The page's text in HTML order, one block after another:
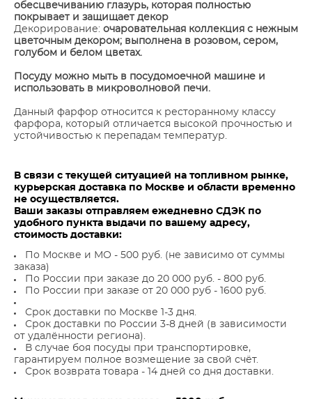
обесцвечиванию глазурь, которая полностью
покрывает и защищает декор
Декорирование: очаровательная коллекция с нежным
цветочным декором; выполнена в розовом, сером,
голубом и белом цветах.
Посуду можно мыть в посудомоечной машине и
использовать в микроволновой печи.
Данный фарфор относится к ресторанному классу
фарфора, который отличается высокой прочностью и
устойчивостью к перепадам температур.
В связи с текущей ситуацией на топливном рынке,
курьерская доставка по Москве и области временно
не осуществляется.
Ваши заказы отправляем ежедневно СДЭК по
удобного пункта выдачи по вашему адресу,
стоимость доставки:
По Москве и МО - 500 руб. (не зависимо от суммы
заказа)
По России при заказе до 20 000 руб. - 800 руб.
По России при заказе от 20 000 руб - 1600 руб.
Срок доставки по Москве 1-3 дня.
Срок доставки по России 3-8 дней (в зависимости
от удалённости региона).
В случае боя посуды при транспортировке,
гарантируем полное возмещение за свой счёт.
Срок возврата товара - 14 дней со дня доставки.